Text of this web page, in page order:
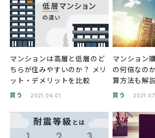
マンションは高層と低層のど
ちらが住みやすいのか？ メリ
ット・デメリットを比較
買う 2021.04.01
マンション
の何倍なの
算方法も解
買う